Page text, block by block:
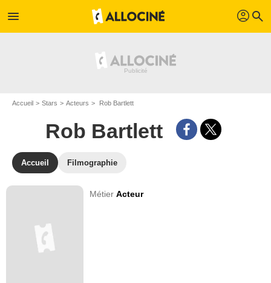
menu profil search
Accueil Stars Acteurs Rob Bartlett
Rob Bartlett
Accueil Filmographie
MétierActeur